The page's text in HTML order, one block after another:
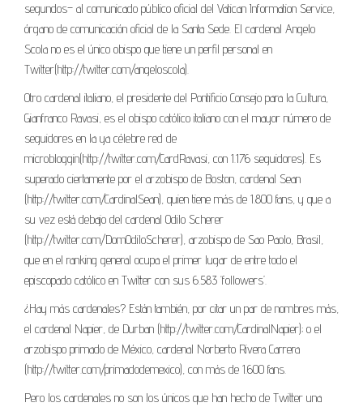
segundos– al comunicado público oficial del Vatican Information Service,
órgano de comunicación oficial de la Santa Sede. El cardenal Angelo
Scola no es el único obispo que tiene un perfil personal en
Twitter(http://twitter.com/angeloscola).
Otro cardenal italiano, el presidente del Pontificio Consejo para la Cultura,
Gianfranco Ravasi, es el obispo católico italiano con el mayor número de
seguidores en la ya célebre red de
microbloggin(http://twitter.com/CardRavasi, con 1.176 seguidores). Es
superado ciertamente por el arzobispo de Boston, cardenal Sean
(http://twitter.com/CardinalSean), quien tiene más de 1.800 fans, y que a
su vez está debajo del cardenal Odilo Scherer
(http://twitter.com/DomOdiloScherer), arzobispo de Sao Paolo, Brasil,
que en el ranking general ocupa el primer lugar de entre todo el
episcopado católico en Twitter con sus 6.583 ‘followers’.
¿Hay más cardenales? Están también, por citar un par de nombres más,
el cardenal Napier, de Durban (http://twitter.com/CardinalNapier); o el
arzobispo primado de México, cardenal Norberto Rivera Carrera
(http://twitter.com/primadodemexico), con más de 1.600 fans.
Pero los cardenales no son los únicos que han hecho de Twitter una